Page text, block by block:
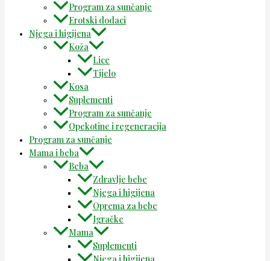
Program za sunčanje
Erotski dodaci
Njega i higijena
Koža
Lice
Tijelo
Kosa
Suplementi
Program za sunčanje
Opekotine i regeneracija
Program za sunčanje
Mama i beba
Beba
Zdravlje bebe
Njega i higijena
Oprema za bebe
Igračke
Mama
Suplementi